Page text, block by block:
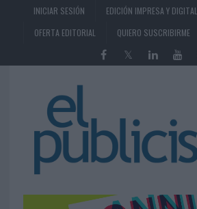
INICIAR SESIÓN EDICIÓN IMPRESA Y DIGITAL
OFERTA EDITORIAL
QUIERO SUSCRIBIRME